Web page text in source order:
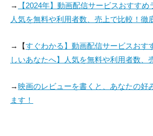
→
【2024年】動画配信サービスおすすめ
人気を無料や利用者数、売上で比較！徹
→【すぐわかる】動画配信サービスおす
しいあなたへ】人気を無料や利用者数、
→映画のレビューを書くと、あなたの好
ます！